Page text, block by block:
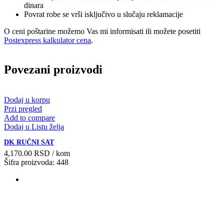
dinara
Povrat robe se vrši isključivo u slučaju reklamacije
O ceni poštarine možemo Vas mi informisati ili možete posetiti
Postexpress kalkulator cena.
Povezani proizvodi
Dodaj u korpu
Przi pregled
Add to compare
Dodaj u Listu želja
DK RUČNI SAT
4,170.00 RSD / kom
Šifra proizvoda: 448